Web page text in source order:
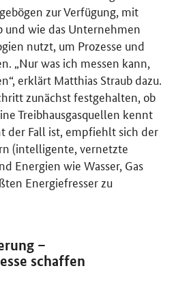
zur Verfügung, mit
wie das Unternehmen
nutzt, um Prozesse und
„Nur was ich messen kann,
erklärt Matthias Straub dazu.
zunächst festgehalten, ob
Treibhausgasquellen kennt
der Fall ist, empfiehlt sich der
(intelligente, vernetzte
Energien wie Wasser, Gas
Energiefresser zu
–
schaffen